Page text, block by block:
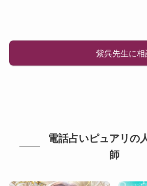
紫呉先生に相
電話占いピュアリの
師